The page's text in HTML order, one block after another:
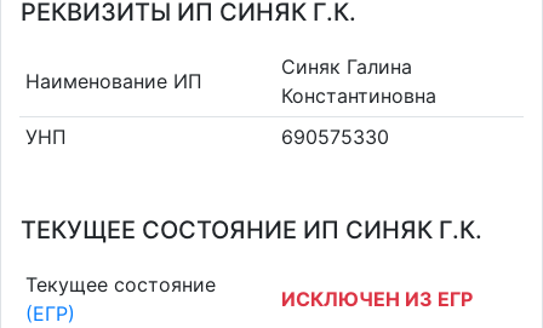
РЕКВИЗИТЫ ИП СИНЯК Г.К.
Наименование ИП
Синяк Галина
Константиновна
УНП
690575330
ТЕКУЩЕЕ СОСТОЯНИЕ ИП СИНЯК Г.К.
Текущее состояние
(ЕГР)
ИСКЛЮЧЕН ИЗ ЕГР